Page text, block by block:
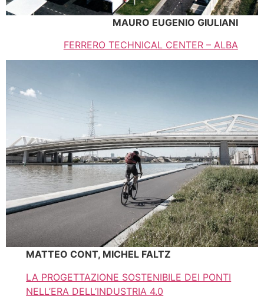
MAURO EUGENIO GIULIANI
FERRERO TECHNICAL CENTER – ALBA
MATTEO CONT, MICHEL FALTZ
LA PROGETTAZIONE SOSTENIBILE DEI PONTI
NELL’ERA DELL’INDUSTRIA 4.0